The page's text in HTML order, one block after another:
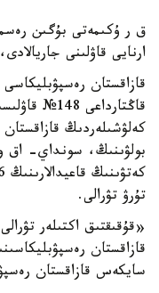
ق ر ۇكىمەتى بۇگىن
ارنايى قاۋلىنى
قاڭتارداعى
كەلۋشىلەردىڭ
بولۋىنىڭ، سونداي- اق
تۇرۋ تۋرالى.
سايكەس قازاقستان